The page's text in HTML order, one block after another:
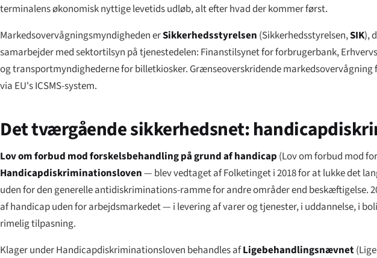
terminalens økonomisk nyttige levetids udløb, alt efter hvad der kommer først.
Markedsovervågningsmyndigheden erSikkerhedsstyrelsen (Sikkerhedsstyrelsen,SIK),
samarbejder med sektortilsyn på tjenestedelen: Finanstilsynetfor forbrugerbank,
og transportmyndighederne for billetkiosker. Grænseoverskridende markedsovervågning
via EU's ICSMS-system.
Det tværgående sikkerhedsnet:
Lov om forbud mod forskelsbehandling på grund af handicap (Lov om forbud mod
Handicapdiskriminationsloven— blev vedtaget af Folketinget i 2018 for at lukke det
uden for den generelle antidiskriminations-ramme for andre områder end beskæftigelse.
af handicap uden for arbejdsmarkedet — i levering af varer og tjenester, i uddannelse, i
rimelig tilpasning.
Klager under Handicapdiskriminationsloven behandles afLigebehandlingsnævnet(